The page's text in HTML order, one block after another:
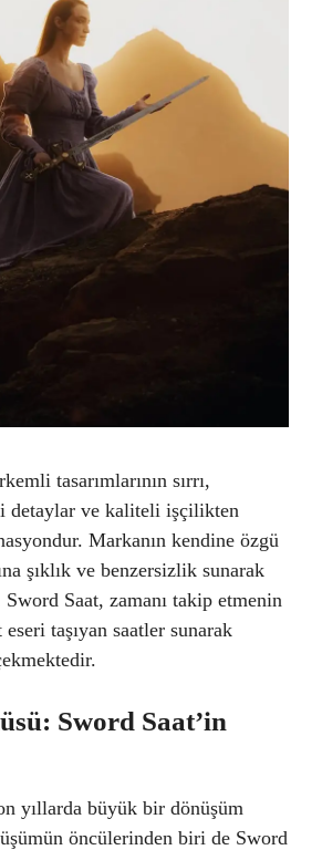
tasarımlarının sırrı,
detaylar ve kaliteli işçilikten
Markanın kendine özgü
şıklık ve benzersizlik sunarak
Sword Saat, zamanı takip etmenin
eseri taşıyan saatler sunarak
Sword Saat’in
yıllarda büyük bir dönüşüm
öncülerinden biri de Sword